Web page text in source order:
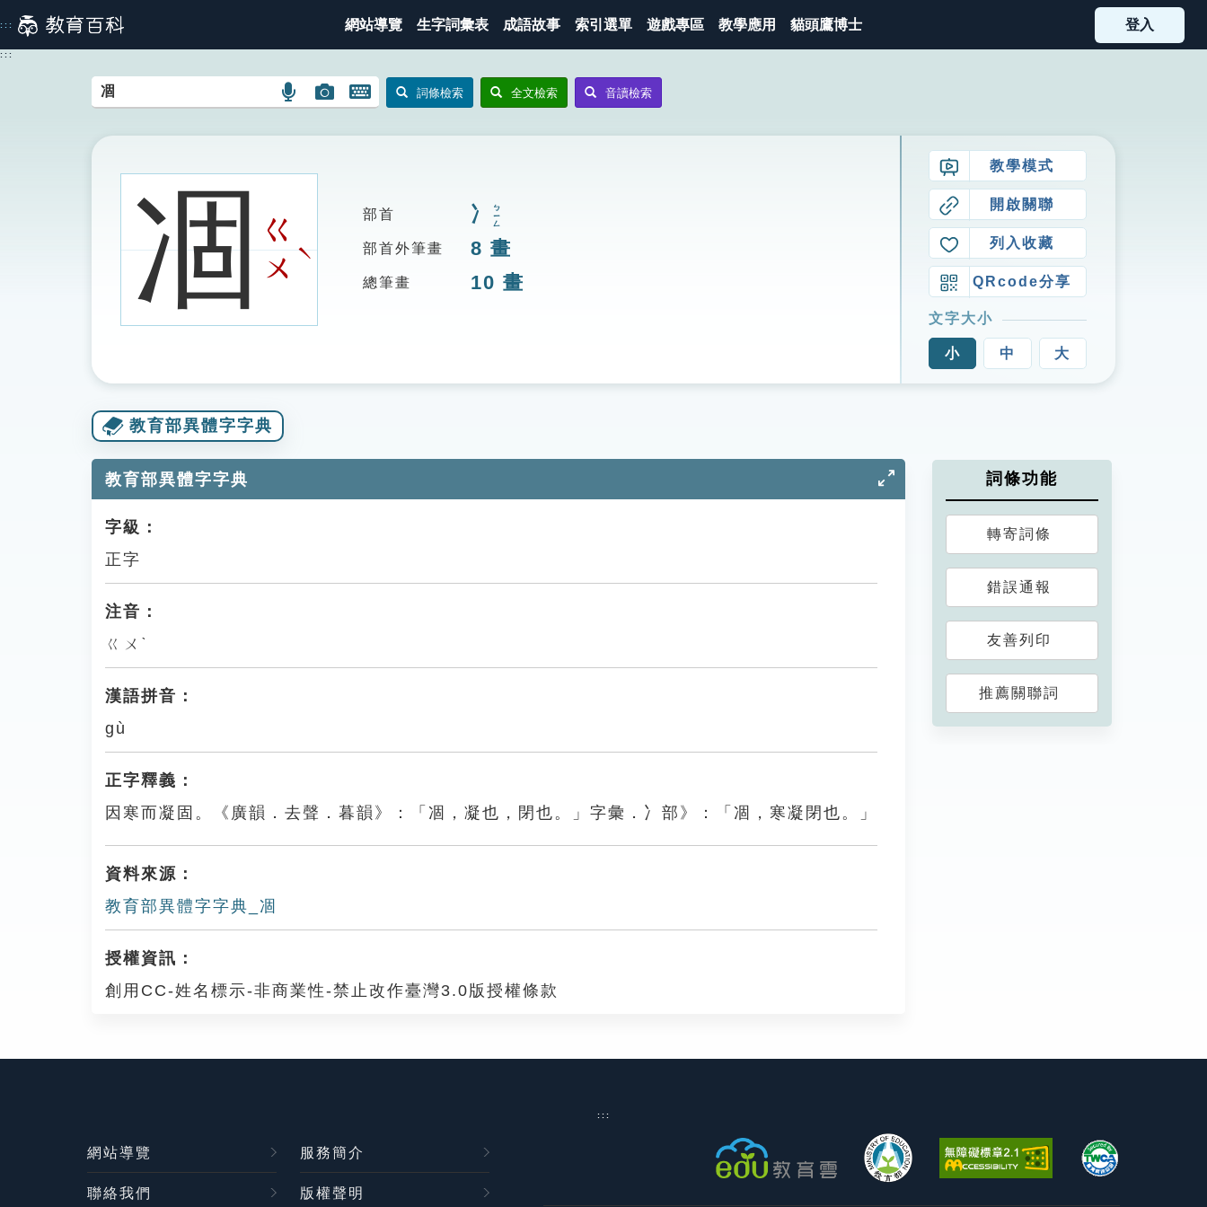
到
主
::: 網站導覽 生字詞彙表 成語故事 索引選單 遊戲專區 教學應用 貓頭鷹博士 登入
:::
語
搜
圖
圖
搜
開
鍵
詞條檢索 全文檢索 音讀檢索
凅ㄍ
ㄨ
ˋ
部首 冫 ㄅㄧㄥ
部首外筆畫 8 畫
總筆畫 10 畫
教學模式
開啟關聯
列入收藏
QRcode分享
文字大小
小 中 大
教育部異體字字典
教育部異體字字典
字級：
正字
注音：
ㄍㄨˋ
漢語拼音：
gù
正字釋義：
因寒而凝固。《廣韻．去聲．暮韻》：「凅，凝也，閉也。」字彙．冫部》：「凅，寒凝閉也。」
資料來源：
教育部異體字字典_凅
授權資訊：
創用CC-姓名標示-非商業性-禁止改作臺灣3.0版授權條款
詞條功能
轉寄詞條
錯誤通報
友善列印
推薦關聯詞
:::
網站導覽 服務簡介
聯絡我們 版權聲明